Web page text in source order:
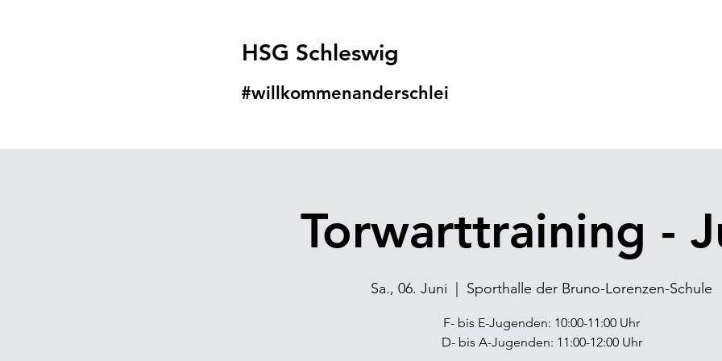
HSG Schleswig
#willkommenanderschlei
Torwarttraining -
Sa., 06. Juni Sporthalle der Bruno-Lorenzen-Schule
F- bis E-Jugenden: 10:00-11:00 Uhr
D- bis A-Jugenden: 11:00-12:00 Uhr